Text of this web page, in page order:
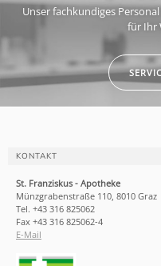
Unser fachkundiges
für Ihr
KONTAKT
St. Franziskus - Apotheke
Münzgrabenstraße 110, 8010 Graz
Tel. +43 316 825062
Fax +43 316 825062-4
E-Mail